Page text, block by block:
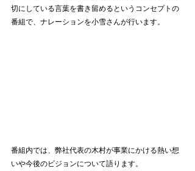
切にしている言葉を書き留めるというコンセプトの
番組で、ナレーションを小雪さんが行います。
番組内では、弊社代表の木村が事業にかける熱い想
いや今後のビジョンについて語ります。